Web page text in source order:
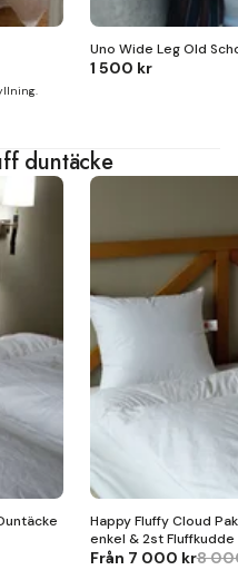
Uno Wide Leg Old
1 500 kr
duntäcke
Happy Fluffy Cloud
enkel & 2st
Från 7 000 kr8